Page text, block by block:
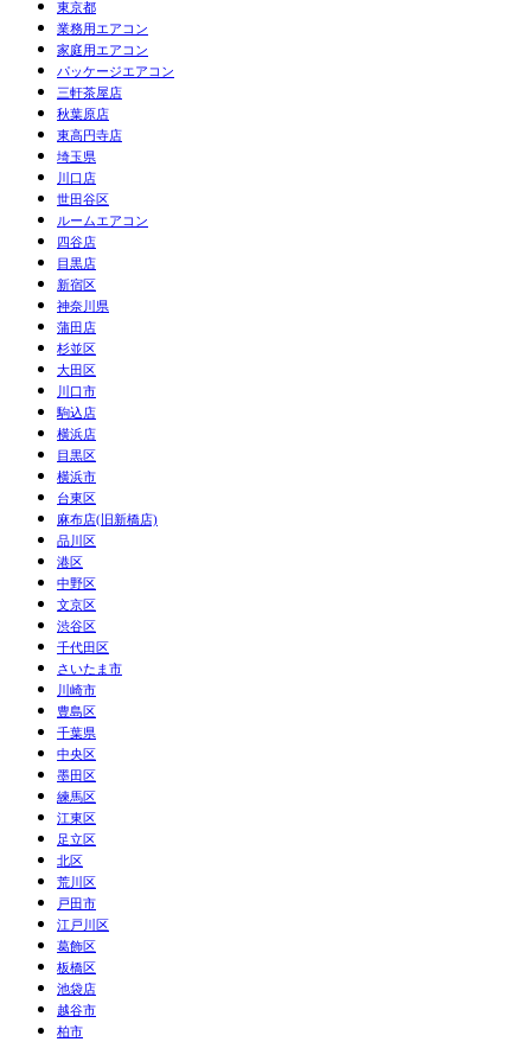
東京都
業務用エアコン
家庭用エアコン
パッケージエアコン
三軒茶屋店
秋葉原店
東高円寺店
埼玉県
川口店
世田谷区
ルームエアコン
四谷店
目黒店
新宿区
神奈川県
蒲田店
杉並区
大田区
川口市
駒込店
横浜店
目黒区
横浜市
台東区
麻布店(旧新橋店)
品川区
港区
中野区
文京区
渋谷区
千代田区
さいたま市
川崎市
豊島区
千葉県
中央区
墨田区
練馬区
江東区
足立区
北区
荒川区
戸田市
江戸川区
葛飾区
板橋区
池袋店
越谷市
柏市